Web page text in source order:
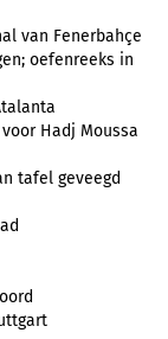
van Fenerbahçe
oefenreeks in
Hadj Moussa
tafel geveegd